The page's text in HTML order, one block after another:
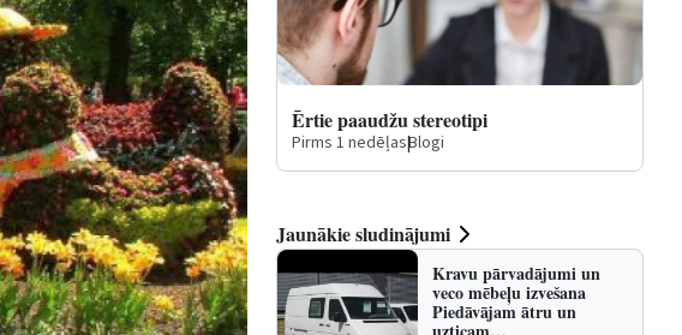
Ērtie paaudžu stereotipi
Pirms 1 nedēļas|Blogi
Jaunākie sludinājumi
Kravu pārvadājumi un
veco mēbeļu izvešana
Piedāvājam ātru un